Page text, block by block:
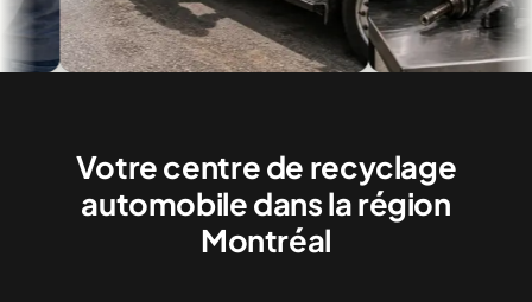
Votre centre de recyclage
automobile dans la région
Montréal